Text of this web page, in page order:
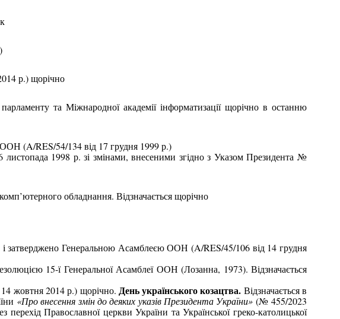
р.) щорічно
та Міжнародної академії інформатизації щорічно в останню
ООН (A/RES/54/134 від 17 грудня 1999 р.)
1998 р. зі змінами, внесеними згідно з Указом Президента №
обладнання. Відзначається щорічно
затверджено Генеральною Асамблеєю ООН (A/RES/45/106 від 14 грудня
15-ї Генеральної Асамблеї ООН (Лозанна, 1973). Відзначається
14 жовтня 2014 р.) щорічно. День українського козацтва. Відзначається в
«Про внесення змін до деяких указів Президента України» (№ 455/2023
перехід Православної церкви України та Української греко-католицької